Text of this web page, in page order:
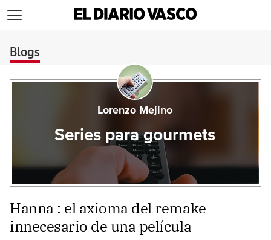
Blogs
Lorenzo Mejino
Series para gourmets
Hanna : el axioma del remake
innecesario de una película